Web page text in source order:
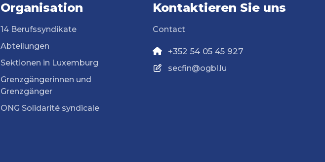
Organisation
14 Berufssyndikate
Abteilungen
Sektionen in Luxemburg
Grenzgängerinnen und
Grenzgänger
ONG Solidarité syndicale
Kontaktieren Sie uns
Contact
+352 54 05 45 927
secfin@ogbl.lu